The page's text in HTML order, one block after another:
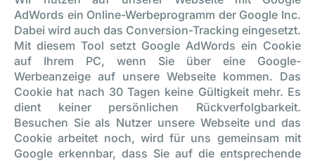
AdWords ein Online-Werbeprogramm der Google Inc.
Dabei wird auch das Conversion-Tracking eingesetzt.
Mit diesem Tool setzt Google AdWords ein Cookie
auf Ihrem PC, wenn Sie über eine Google-
Werbeanzeige auf unsere Webseite kommen. Das
Cookie hat nach 30 Tagen keine Gültigkeit mehr. Es
dient keiner persönlichen Rückverfolgbarkeit.
Besuchen Sie als Nutzer unsere Webseite und das
Cookie arbeitet noch, wird für uns gemeinsam mit
Google erkennbar, dass Sie auf die entsprechende